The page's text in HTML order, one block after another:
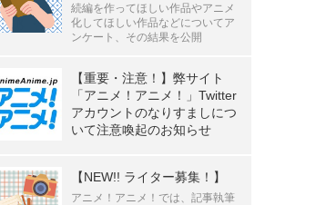
続編を作ってほしい作品やアニメ
化してほしい作品などについてア
ンケート、その結果を公開
【重要・注意！】弊サイト
「アニメ！アニメ！」Twitter
アカウントのなりすましにつ
いて注意喚起のお知らせ
【NEW!! ライター募集！】
アニメ！アニメ！では、記事執筆